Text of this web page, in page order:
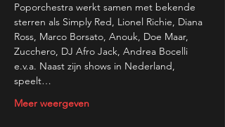
Poporchestra werkt samen met bekende
sterren als Simply Red, Lionel Richie, Diana
Ross, Marco Borsato, Anouk, Doe Maar,
Zucchero, DJ Afro Jack, Andrea Bocelli
e.v.a. Naast zijn shows in Nederland,
speelt…
Meer weergeven